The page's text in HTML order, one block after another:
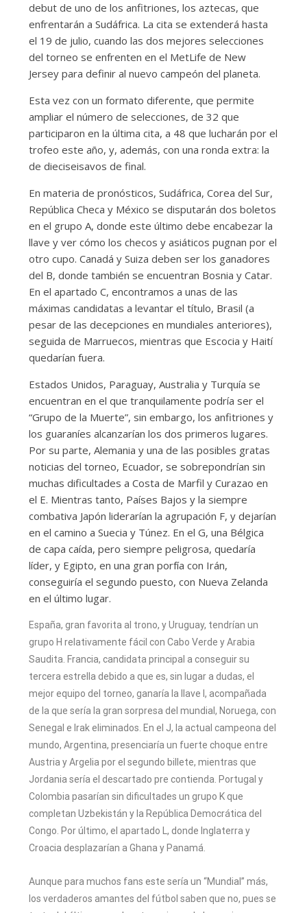
debut de uno de los anfitriones, los aztecas, que
enfrentarán a Sudáfrica. La cita se extenderá hasta
el 19 de julio, cuando las dos mejores selecciones
del torneo se enfrenten en el MetLife de New
Jersey para definir al nuevo campeón del planeta.
Esta vez con un formato diferente, que permite
ampliar el número de selecciones, de 32 que
participaron en la última cita, a 48 que lucharán por el
trofeo este año, y, además, con una ronda extra: la
de dieciseisavos de final.
En materia de pronósticos, Sudáfrica, Corea del Sur,
República Checa y México se disputarán dos boletos
en el grupo A, donde este último debe encabezar la
llave y ver cómo los checos y asiáticos pugnan por el
otro cupo. Canadá y Suiza deben ser los ganadores
del B, donde también se encuentran Bosnia y Catar.
En el apartado C, encontramos a unas de las
máximas candidatas a levantar el título, Brasil (a
pesar de las decepciones en mundiales anteriores),
seguida de Marruecos, mientras que Escocia y Haití
quedarían fuera.
Estados Unidos, Paraguay, Australia y Turquía se
encuentran en el que tranquilamente podría ser el
“Grupo de la Muerte”, sin embargo, los anfitriones y
los guaraníes alcanzarían los dos primeros lugares.
Por su parte, Alemania y una de las posibles gratas
noticias del torneo, Ecuador, se sobrepondrían sin
muchas dificultades a Costa de Marfil y Curazao en
el E. Mientras tanto, Países Bajos y la siempre
combativa Japón liderarían la agrupación F, y dejarían
en el camino a Suecia y Túnez. En el G, una Bélgica
de capa caída, pero siempre peligrosa, quedaría
líder, y Egipto, en una gran porfía con Irán,
conseguiría el segundo puesto, con Nueva Zelanda
en el último lugar.
España, gran favorita al trono, y Uruguay, tendrían un
grupo H relativamente fácil con Cabo Verde y Arabia
Saudita. Francia, candidata principal a conseguir su
tercera estrella debido a que es, sin lugar a dudas, el
mejor equipo del torneo, ganaría la llave I, acompañada
de la que sería la gran sorpresa del mundial, Noruega, con
Senegal e Irak eliminados. En el J, la actual campeona del
mundo, Argentina, presenciaría un fuerte choque entre
Austria y Argelia por el segundo billete, mientras que
Jordania sería el descartado pre contienda. Portugal y
Colombia pasarían sin dificultades un grupo K que
completan Uzbekistán y la República Democrática del
Congo. Por último, el apartado L, donde Inglaterra y
Croacia desplazarían a Ghana y Panamá.
Aunque para muchos fans este sería un “Mundial” más,
los verdaderos amantes del fútbol saben que no, pues se